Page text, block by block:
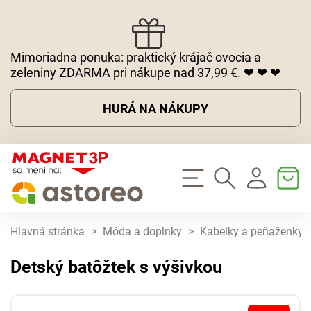
Mimoriadna ponuka: praktický krájač ovocia a
zeleniny ZDARMA pri nákupe nad 37,99 €. ❤ ❤ ❤
HURÁ NA NÁKUPY
Hlavná stránka > Móda a doplnky > Kabelky a peňaženky
Detský batôžtek s výšivkou